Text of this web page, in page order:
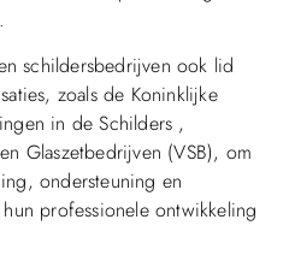
schildersbedrijven ook lid
zoals de Koninklijke
in de Schilders ,
Glaszetbedrijven (VSB), om
ondersteuning en
professionele ontwikkeling